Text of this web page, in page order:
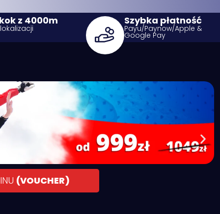
z 4000m Szybka płatność
Payu/Paynow/Apple &
Google Pay
(VOUCHER)